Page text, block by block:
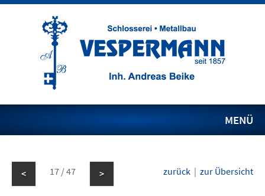
MENÜ
< 17 / 47 > zurück | zur Übersicht